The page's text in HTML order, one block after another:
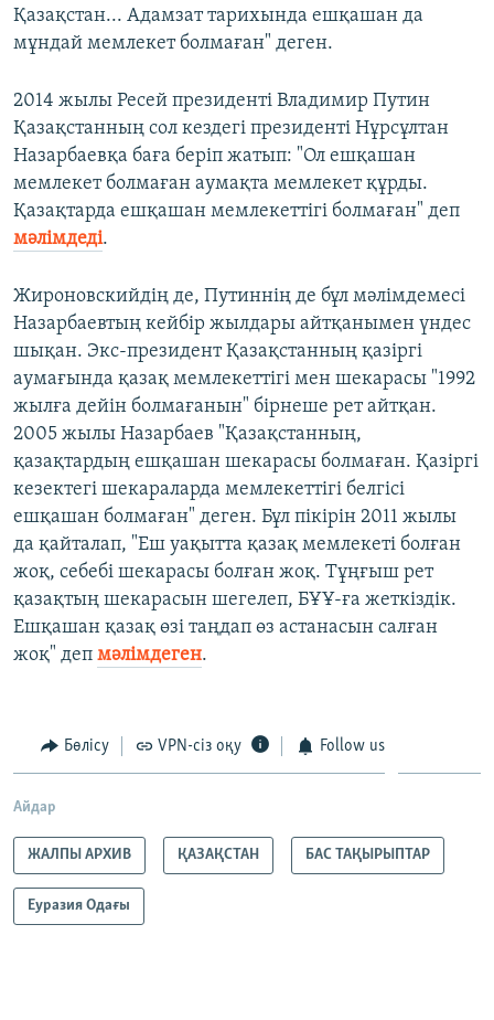
Қазақстан... Адамзат тарихында ешқашан да
мұндай мемлекет болмаған" деген.
2014 жылы Ресей президенті Владимир Путин
Қазақстанның сол кездегі президенті Нұрсұлтан
Назарбаевқа баға беріп жатып: "Ол ешқашан
мемлекет болмаған аумақта мемлекет құрды.
Қазақтарда ешқашан мемлекеттігі болмаған" деп
мәлімдеді.
Жироновскийдің де, Путиннің де бұл мәлімдемесі
Назарбаевтың кейбір жылдары айтқанымен үндес
шықан. Экс-президент Қазақстанның қазіргі
аумағында қазақ мемлекеттігі мен шекарасы "1992
жылға дейін болмағанын" бірнеше рет айтқан.
2005 жылы Назарбаев "Қазақстанның,
қазақтардың ешқашан шекарасы болмаған. Қазіргі
кезектегі шекараларда мемлекеттігі белгісі
ешқашан болмаған" деген. Бұл пікірін 2011 жылы
да қайталап, "Еш уақытта қазақ мемлекеті болған
жоқ, себебі шекарасы болған жоқ. Тұңғыш рет
қазақтың шекарасын шегелеп, БҰҰ-ға жеткіздік.
Ешқашан қазақ өзі таңдап өз астанасын салған
жоқ" деп мәлімдеген.
Бөлісу VPN-сіз оқу Follow us
Айдар
ЖАЛПЫ АРХИВ ҚАЗАҚСТАН БАС ТАҚЫРЫПТАР
Еуразия Одағы